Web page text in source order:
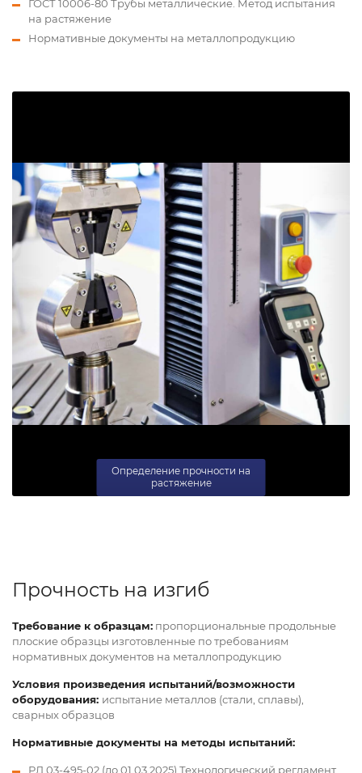
ГОСТ 10006-80 Трубы металлические. Метод испытания
на растяжение
Нормативные документы на металлопродукцию
Определение прочности на
растяжение
Прочность на изгиб
Требование к образцам: пропорциональные продольные
плоские образцы изготовленные по требованиям
нормативных документов на металлопродукцию
Условия произведения испытаний/возможности
оборудования: испытание металлов (стали, сплавы),
сварных образцов
Нормативные документы на методы испытаний:
РД 03-495-02 (до 01.03.2025) Технологический регламент